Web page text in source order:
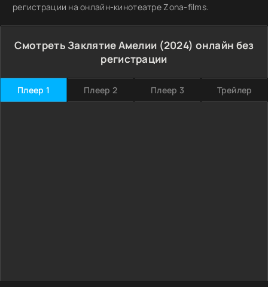
регистрации на онлайн-кинотеатре Zona-films.
Смотреть Заклятие Амелии (2024) онлайн без
регистрации
Плеер 1 Плеер 2 Плеер 3 Трейлер